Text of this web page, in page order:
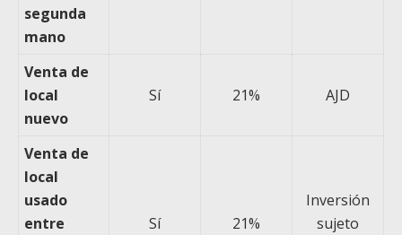
segunda
mano
Venta de
local
nuevo
Sí 21% AJD
Venta de
local
usado
entre
Sí 21%
Inversión
sujeto